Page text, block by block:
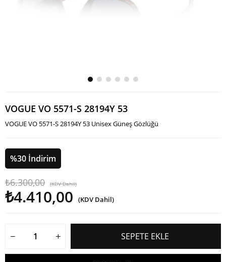
VOGUE VO 5571-S 28194Y 53
VOGUE VO 5571-S 28194Y 53 Unisex Güneş Gözlüğü
%30 İndirim
₺6.300,00 (KDV Dahil)
₺4.410,00 (KDV Dahil)